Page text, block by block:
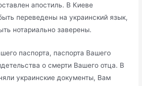
апостиль. В Киеве
переведены на украинский язык,
нотариально заверены.
паспорта, паспорта Вашего
о смерти Вашего отца. В
украинские документы, Вам